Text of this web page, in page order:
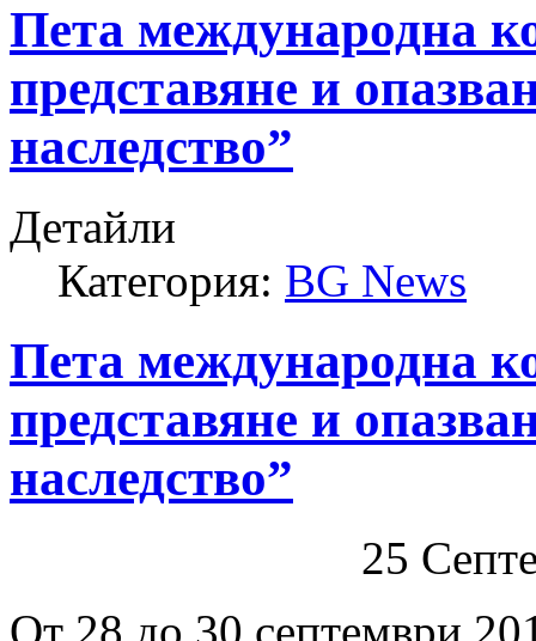
Пета международна
представяне и
наследство”
Детайли
Категория: BG News
Пета международна
представяне и
наследство”
25